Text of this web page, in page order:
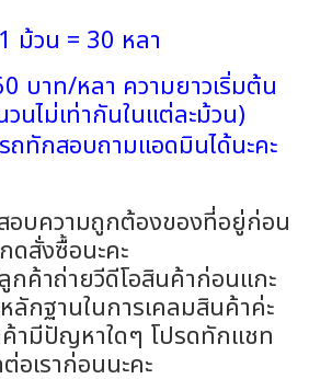
1 ม้วน = 30 หลา
บาท/หลา ความยาวเริ่มต้น
นไม่เท่ากันในแต่ละม้วน)
ถทักสอบถามแอดมินได้นะคะ
อบความถูกต้องของที่อยู่ก่อน
กดสั่งซื้อนะคะ
ค้าถ่ายวีดีโอสินค้าก่อนแกะ
ลักฐานในการเคลมสินค้าค่ะ
ามีปัญหาใดๆ โปรดทักแชท
อเราก่อนนะคะ